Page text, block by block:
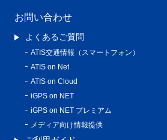
お問い合わせ
よくあるご質問
ATIS交通情報（スマートフォン）
ATIS on Net
ATIS on Cloud
iGPS on NET
iGPS on NET プレミアム
メディア向け情報提供